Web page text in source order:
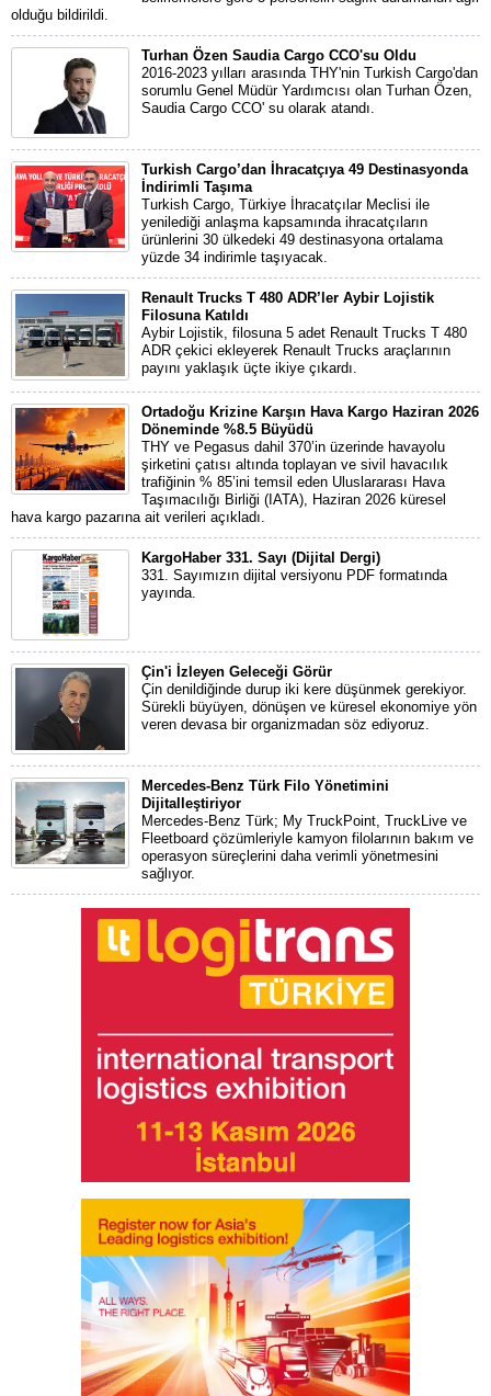
olduğu bildirildi.
Turhan Özen Saudia Cargo CCO'su Oldu
2016-2023 yılları arasında THY'nin Turkish Cargo'dan
sorumlu Genel Müdür Yardımcısı olan Turhan Özen,
Saudia Cargo CCO' su olarak atandı.
Turkish Cargo’dan İhracatçıya 49 Destinasyonda
İndirimli Taşıma
Turkish Cargo, Türkiye İhracatçılar Meclisi ile
yenilediği anlaşma kapsamında ihracatçıların
ürünlerini 30 ülkedeki 49 destinasyona ortalama
yüzde 34 indirimle taşıyacak.
Renault Trucks T 480 ADR’ler Aybir Lojistik
Filosuna Katıldı
Aybir Lojistik, filosuna 5 adet Renault Trucks T 480
ADR çekici ekleyerek Renault Trucks araçlarının
payını yaklaşık üçte ikiye çıkardı.
Ortadoğu Krizine Karşın Hava Kargo Haziran 2026
Döneminde %8.5 Büyüdü
THY ve Pegasus dahil 370’in üzerinde havayolu
şirketini çatısı altında toplayan ve sivil havacılık
trafiğinin % 85’ini temsil eden Uluslararası Hava
Taşımacılığı Birliği (IATA), Haziran 2026 küresel
hava kargo pazarına ait verileri açıkladı.
KargoHaber 331. Sayı (Dijital Dergi)
331. Sayımızın dijital versiyonu PDF formatında
yayında.
Çin'i İzleyen Geleceği Görür
Çin denildiğinde durup iki kere düşünmek gerekiyor.
Sürekli büyüyen, dönüşen ve küresel ekonomiye yön
veren devasa bir organizmadan söz ediyoruz.
Mercedes-Benz Türk Filo Yönetimini
Dijitalleştiriyor
Mercedes-Benz Türk; My TruckPoint, TruckLive ve
Fleetboard çözümleriyle kamyon filolarının bakım ve
operasyon süreçlerini daha verimli yönetmesini
sağlıyor.